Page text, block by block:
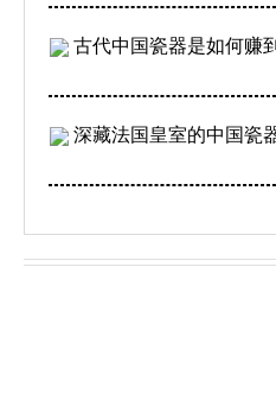
古代中国瓷器是如何赚
深藏法国皇室的中国瓷